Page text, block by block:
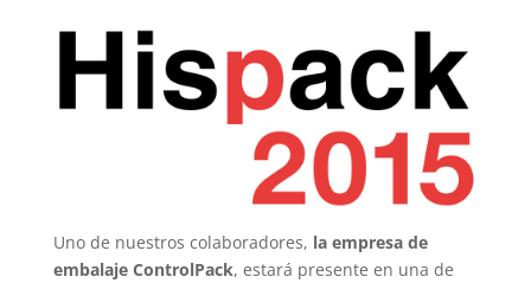
Uno de nuestros colaboradores, la empresa de
embalaje ControlPack, estará presente en una de